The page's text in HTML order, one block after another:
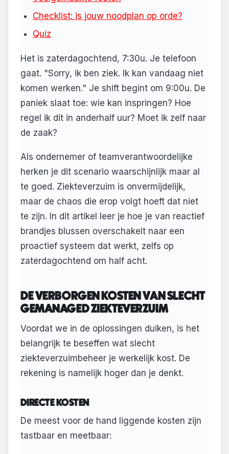
Checklist: is jouw noodplan op orde?
Quiz
Het is zaterdagochtend, 7:30u. Je telefoon
gaat. "Sorry, ik ben ziek. Ik kan vandaag niet
komen werken." Je shift begint om 9:00u. De
paniek slaat toe: wie kan inspringen? Hoe
regel ik dit in anderhalf uur? Moet ik zelf naar
de zaak?
Als ondernemer of teamverantwoordelijke
herken je dit scenario waarschijnlijk maar al
te goed. Ziekteverzuim is onvermijdelijk,
maar de chaos die erop volgt hoeft dat niet
te zijn. In dit artikel leer je hoe je van reactief
brandjes blussen overschakelt naar een
proactief systeem dat werkt, zelfs op
zaterdagochtend om half acht.
DE VERBORGEN KOSTEN VAN SLECHT
GEMANAGED ZIEKTEVERZUIM
Voordat we in de oplossingen duiken, is het
belangrijk te beseffen wat slecht
ziekteverzuimbeheer je werkelijk kost. De
rekening is namelijk hoger dan je denkt.
DIRECTE KOSTEN
De meest voor de hand liggende kosten zijn
tastbaar en meetbaar: